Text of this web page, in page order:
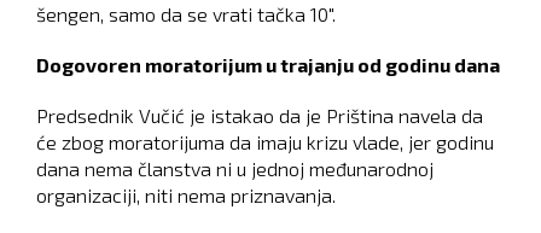
šengen, samo da se vrati tačka 10".
Dogovoren moratorijum u trajanju od godinu dana
Predsednik Vučić je istakao da je Priština navela da
će zbog moratorijuma da imaju krizu vlade, jer godinu
dana nema članstva ni u jednoj međunarodnoj
organizaciji, niti nema priznavanja.